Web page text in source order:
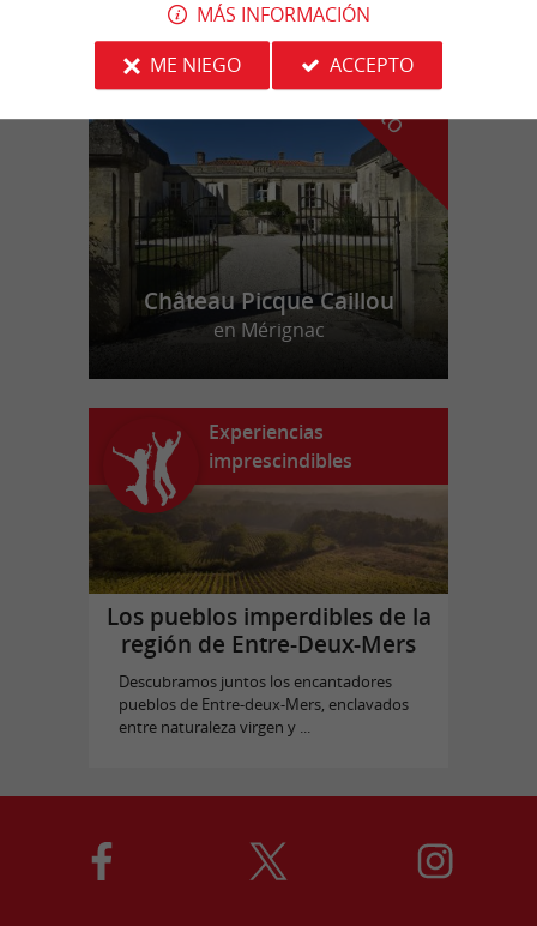
n
u
e
s
t
r
o
f
a
v
o
r
i
t
o
Château Picque Caillou
en Mérignac
Experiencias
imprescindibles
Los pueblos imperdibles de la
región de Entre-Deux-Mers
Descubramos juntos los encantadores
pueblos de Entre-deux-Mers, enclavados
entre naturaleza virgen y ...
MÁS INFORMACIÓN
ME NIEGO
ACCEPTO